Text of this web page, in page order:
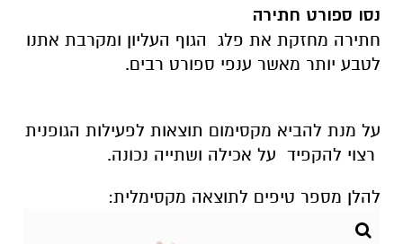
נסו ספורט חתירה
חתירה מחזקת את פלג הגוף העליון ומקרבת אתנו
לטבע יותר מאשר ענפי ספורט רבים.
על מנת להביא מקסימום תוצאות לפעילות הגופנית
רצוי להקפיד על אכילה ושתייה נכונה.
להלן מספר טיפים לתוצאה מקסימלית: